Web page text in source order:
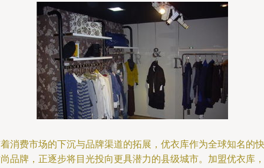
消费市场的下沉与品牌渠道的拓展，优衣库作为全球知名的快
品牌，正逐步将目光投向更具潜力的县级城市。加盟优衣库，